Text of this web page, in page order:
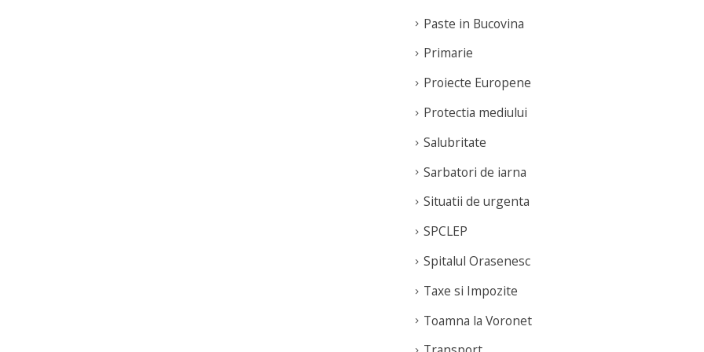
Paste in Bucovina
Primarie
Proiecte Europene
Protectia mediului
Salubritate
Sarbatori de iarna
Situatii de urgenta
SPCLEP
Spitalul Orasenesc
Taxe si Impozite
Toamna la Voronet